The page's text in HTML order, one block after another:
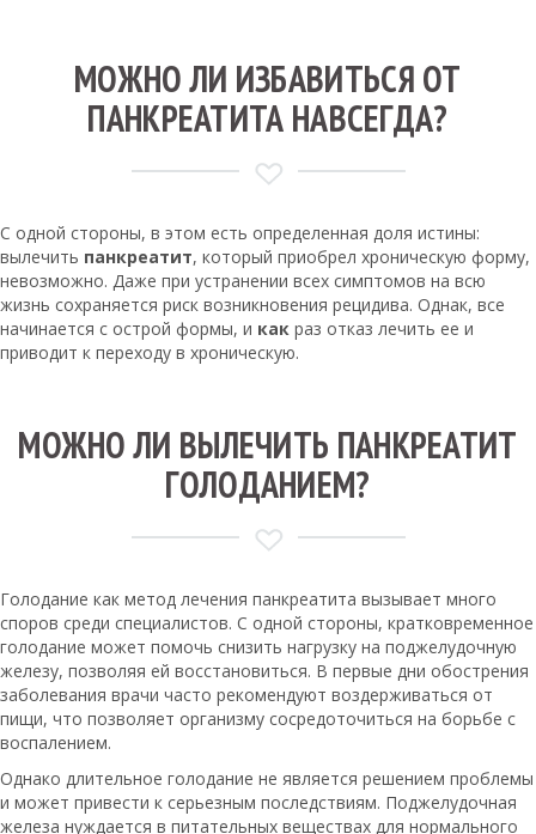
МОЖНО ЛИ ИЗБАВИТЬСЯ ОТ
ПАНКРЕАТИТА НАВСЕГДА?
С одной стороны, в этом есть определенная доля истины:
вылечить панкреатит, который приобрел хроническую форму,
невозможно. Даже при устранении всех симптомов на всю
жизнь сохраняется риск возникновения рецидива. Однак, все
начинается с острой формы, и как раз отказ лечить ее и
приводит к переходу в хроническую.
МОЖНО ЛИ ВЫЛЕЧИТЬ ПАНКРЕАТИТ
ГОЛОДАНИЕМ?
Голодание как метод лечения панкреатита вызывает много
споров среди специалистов. С одной стороны, кратковременное
голодание может помочь снизить нагрузку на поджелудочную
железу, позволяя ей восстановиться. В первые дни обострения
заболевания врачи часто рекомендуют воздерживаться от
пищи, что позволяет организму сосредоточиться на борьбе с
воспалением.
Однако длительное голодание не является решением проблемы
и может привести к серьезным последствиям. Поджелудочная
железа нуждается в питательных веществах для нормального